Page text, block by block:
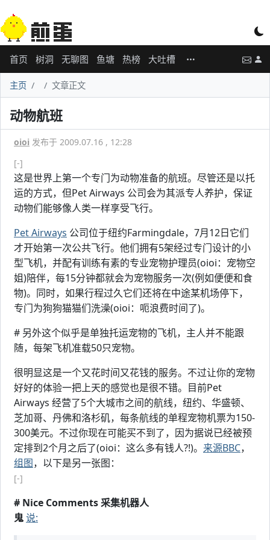
首页 树洞 无聊图 鱼塘 热榜 大吐槽
主页 文章正文
动物航班
oioi 发布于 2009.07.16 , 12:28
[-]
这是世界上第一个专门为动物准备的航班。尽管还是以托
运的方式，但Pet Airways 公司会为其派专人养护，保证
动物们能够像人类一样享受飞行。
Pet Airways 公司位于纽约Farmingdale，7月12日它们
才开始第一次公共飞行。他们拥有5架经过专门设计的小
型飞机，并配有训练有素的专业宠物护理员(oioi：宠物空
姐)陪伴，每15分钟都就会为宠物服务一次(例如便便和食
物)。同时，如果行程过久它们还将在中途某机场停下，
专门为狗狗猫猫们洗澡(oioi：呃浪费时间了)。
# 另外这个似乎是单独托运宠物的飞机，主人并不能跟
随，每架飞机准载50只宠物。
很明显这是一个又花时间又花钱的服务。不过让你的宠物
好好的体验一把上天的感觉也是很不错。目前Pet
Airways 经营了5个大城市之间的航线，纽约、华盛顿、
芝加哥、丹佛和洛杉矶，每条航线的单程宠物机票为150-
300美元。不过你现在可能买不到了，因为据说已经被预
定排到2个月之后了(oioi：这么多有钱人?!)。 来源BBC，
组图，以下是另一张图：
[-]
# Nice Comments 采集机器人
鬼说: